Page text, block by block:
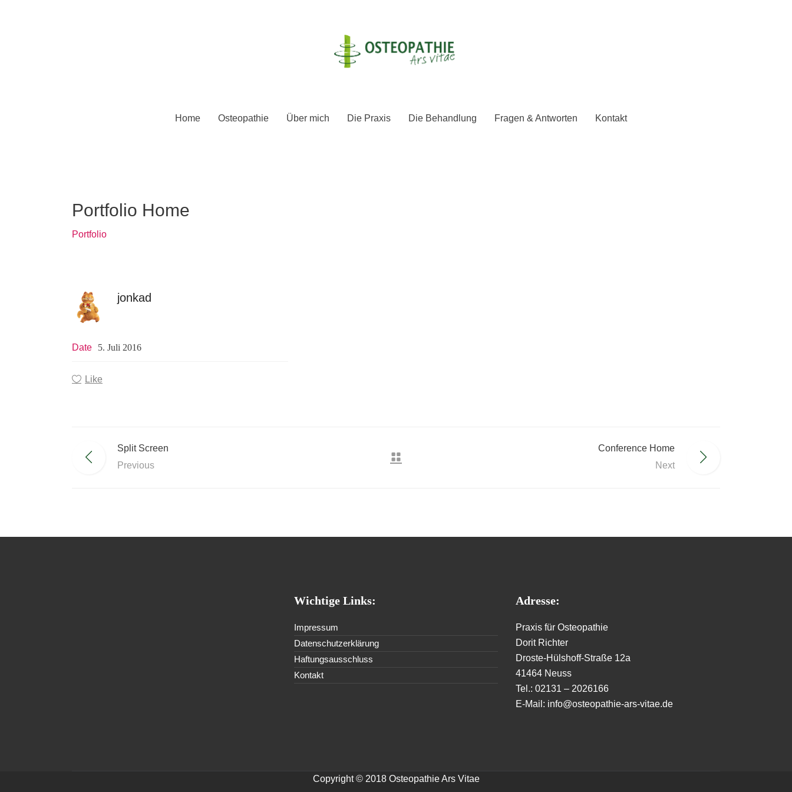
Home Osteopathie Über mich Die Praxis Die Behandlung Fragen & Antworten Kontakt
Portfolio Home
Portfolio
jonkad
Date 5. Juli 2016
Like
Split Screen
Previous
Conference Home
Next
Wichtige Links:
Impressum
Datenschutzerklärung
Haftungsausschluss
Kontakt
Adresse:
Praxis für Osteopathie
Dorit Richter
Droste-Hülshoff-Straße 12a
41464 Neuss
Tel.: 02131 – 2026166
E-Mail: info@osteopathie-ars-vitae.de
Copyright © 2018 Osteopathie Ars Vitae